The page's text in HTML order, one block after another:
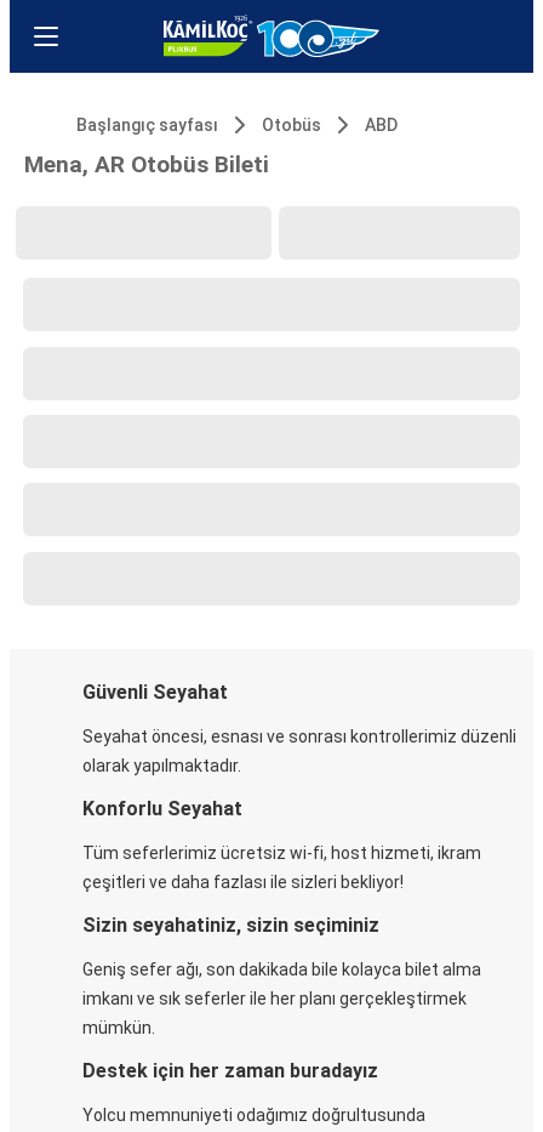
Başlangıç sayfası Otobüs ABD
Mena, AR Otobüs Bileti
Güvenli Seyahat
Seyahat öncesi, esnası ve sonrası kontrollerimiz düzenli
olarak yapılmaktadır.
Konforlu Seyahat
Tüm seferlerimiz ücretsiz wi-fi, host hizmeti, ikram
çeşitleri ve daha fazlası ile sizleri bekliyor!
Sizin seyahatiniz, sizin seçiminiz
Geniş sefer ağı, son dakikada bile kolayca bilet alma
imkanı ve sık seferler ile her planı gerçekleştirmek
mümkün.
Destek için her zaman buradayız
Yolcu memnuniyeti odağımız doğrultusunda